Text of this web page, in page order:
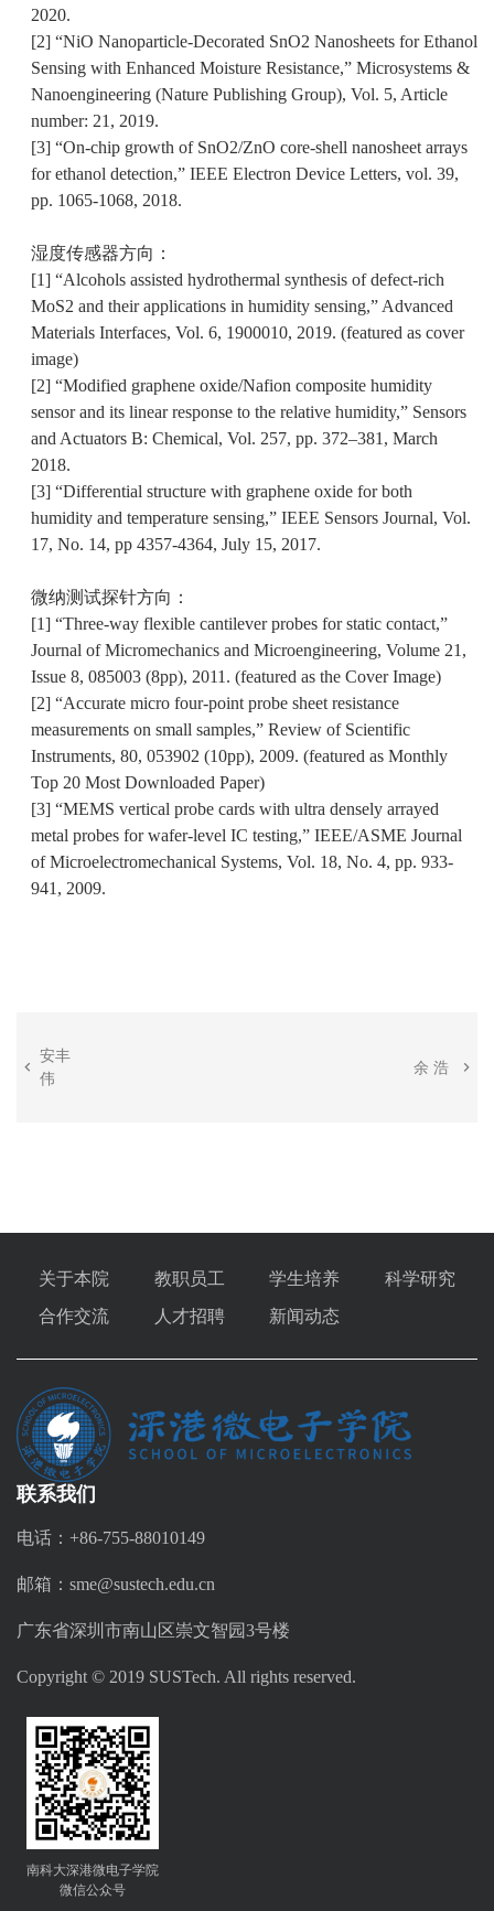
2020.
[2] “NiO Nanoparticle-Decorated SnO2 Nanosheets for Ethanol
Sensing with Enhanced Moisture Resistance,” Microsystems &
Nanoengineering (Nature Publishing Group), Vol. 5, Article
number: 21, 2019.
[3] “On-chip growth of SnO2/ZnO core-shell nanosheet arrays
for ethanol detection,” IEEE Electron Device Letters, vol. 39,
pp. 1065-1068, 2018.
湿度传感器方向：
[1] “Alcohols assisted hydrothermal synthesis of defect-rich
MoS2 and their applications in humidity sensing,” Advanced
Materials Interfaces, Vol. 6, 1900010, 2019. (featured as cover
image)
[2] “Modified graphene oxide/Nafion composite humidity
sensor and its linear response to the relative humidity,” Sensors
and Actuators B: Chemical, Vol. 257, pp. 372–381, March
2018.
[3] “Differential structure with graphene oxide for both
humidity and temperature sensing,” IEEE Sensors Journal, Vol.
17, No. 14, pp 4357-4364, July 15, 2017.
微纳测试探针方向：
[1] “Three-way flexible cantilever probes for static contact,”
Journal of Micromechanics and Microengineering, Volume 21,
Issue 8, 085003 (8pp), 2011. (featured as the Cover Image)
[2] “Accurate micro four-point probe sheet resistance
measurements on small samples,” Review of Scientific
Instruments, 80, 053902 (10pp), 2009. (featured as Monthly
Top 20 Most Downloaded Paper)
[3] “MEMS vertical probe cards with ultra densely arrayed
metal probes for wafer-level IC testing,” IEEE/ASME Journal
of Microelectromechanical Systems, Vol. 18, No. 4, pp. 933-
941, 2009.

安丰
伟
余 浩 
关于本院 教职员工 学生培养
科学研究
合作交流
人才招聘 新闻动态
联系我们
电话：+86-755-88010149
邮箱：sme@sustech.edu.cn
广东省深圳市南山区崇文智园3号楼
Copyright © 2019 SUSTech. All rights reserved.
南科大深港微电子学院
微信公众号